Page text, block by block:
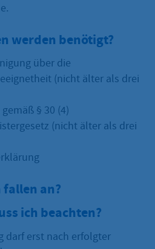
werden benötigt?
über die
(nicht älter als drei
§ 30 (4)
(nicht älter als drei
fallen an?
ich beachten?
darf erst nach erfolgter